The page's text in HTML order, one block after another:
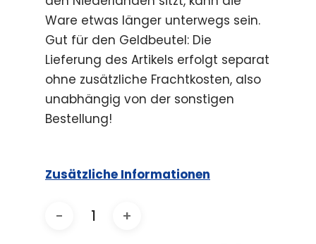
Ware etwas länger unterwegs sein.
Gut für den Geldbeutel: Die
Lieferung des Artikels erfolgt separat
ohne zusätzliche Frachtkosten, also
unabhängig von der sonstigen
Bestellung!
Zusätzliche Informationen